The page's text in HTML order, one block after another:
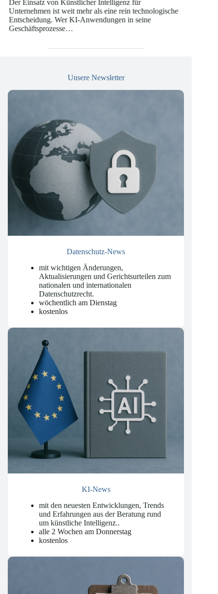
07.07.2026
Die europäische Digitalregulierung hat in den
vergangenen Jahren eine enorme Komplexität
die insbesondere Unternehmen der Finanz- und
Unsere Newsletter
Datenschutz-News
mit wichtigen Änderungen,
Aktualisierungen und Gerichtsurteilen zum
nationalen und internationalen
Datenschutzrecht.
wöchentlich am Dienstag
mit den neuesten Entwicklungen, Trends
und Erfahrungen aus der Beratung rund
um künstliche Intelligenz..
alle 2 Wochen am Donnerstag